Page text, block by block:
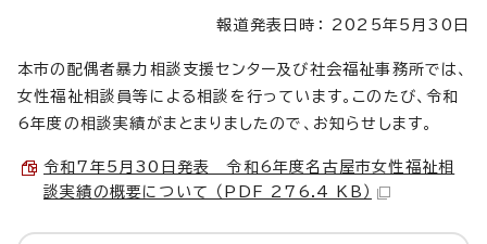
報道発表日時： 2025年5月30日
本市の配偶者暴力相談支援センター及び社会福祉事務所では、
女性福祉相談員等による相談を行っています。このたび、令和
6年度の相談実績がまとまりましたので、お知らせします。
令和7年5月30日発表 令和6年度名古屋市女性福祉相
談実績の概要について （PDF 276.4 KB）